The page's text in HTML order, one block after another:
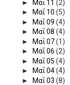
►
Μαΐ 11 (2)
►
Μαΐ 10 (5)
►
Μαΐ 09 (4)
►
Μαΐ 08 (4)
►
Μαΐ 07(1)
►
Μαΐ 06 (2)
►
Μαΐ 05 (4)
►
Μαΐ 04(4)
►
Μαΐ 03 (8)